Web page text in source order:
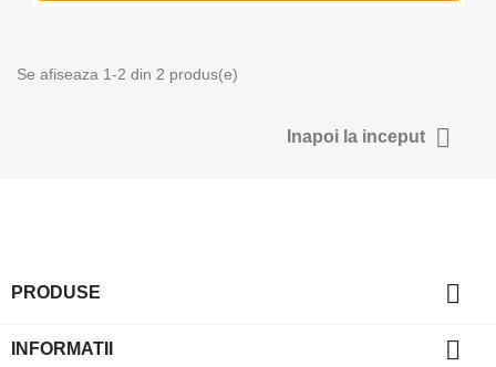
Se afiseaza 1-2 din 2 produs(e)
Inapoi la inceput 
PRODUSE 
INFORMATII 
Intra in